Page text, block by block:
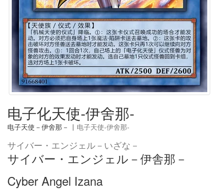
电子化天使-伊舍那-
电子天使－伊舍那－ | 电子天使-伊舍那-
サイバー・エンジェル－いざな－
サイバー・エンジェル－伊舎那－
Cyber Angel Izana